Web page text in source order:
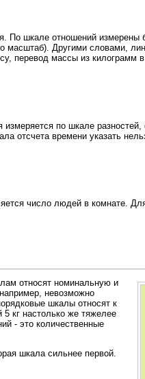
По шкале отношений
Другими словами,
перевод массы из килограмм
по шкале
отсчета времени указать
число людей в комнате.
относят номинальную и
невозможно
шкалы относят к
кг настолько же тяжелее
- это количественные
шкала сильнее первой.